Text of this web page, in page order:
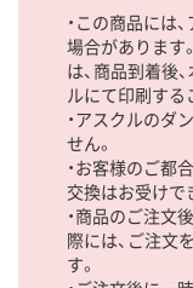
・この商品には
場合があります
は、商品到着後
ルにて印刷する
・アスクルのダ
せん。
・お客様のご都
交換はお受けで
・商品のご注文
際には、ご注文
す。